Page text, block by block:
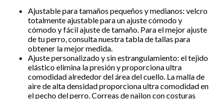
Ajustable para tamaños pequeños y medianos: velcro
totalmente ajustable para un ajuste cómodo y
cómodo y fácil ajuste de tamaño. Para el mejor ajuste
de tu perro, consulta nuestra tabla de tallas para
obtener la mejor medida.
Ajuste personalizado y sin estrangulamiento: el tejido
elástico elimina la presión y proporciona ultra
comodidad alrededor del área del cuello. La malla de
aire de alta densidad proporciona ultra comodidad en
el pecho del perro. Correas de nailon con costuras